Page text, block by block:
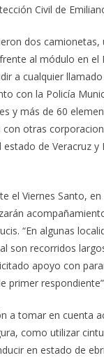
Civil de
dos camionetas,
al módulo en el
a cualquier
con la Policía
y más de 60
otras
estado de Veracruz
el Viernes Santo, en
“En algunas
son recorridos
apoyo con
primer
a tomar en cuenta
como utilizar
en estado de